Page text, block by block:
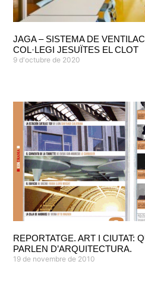
JAGA – SISTEMA DE
COL·LEGI JESUÏTES EL CLOT
9 d'octubre de 2020
REPORTATGE. ART I CIUTAT:
PARLEN D’ARQUITECTURA.
19 de novembre de 2010